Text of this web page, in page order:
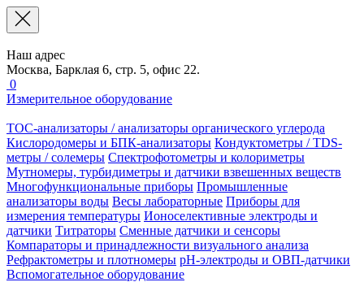
Наш адрес
Москва, Барклая 6, стр. 5, офис 22.
0
Измерительное оборудование
TOC-анализаторы / анализаторы органического углерода
Кислородомеры и БПК-анализаторы Кондуктометры / TDS-
метры / солемеры Спектрофотометры и колориметры
Мутномеры, турбидиметры и датчики взвешенных веществ
Многофункциональные приборы Промышленные
анализаторы воды Весы лабораторные Приборы для
измерения температуры Ионоселективные электроды и
датчики Титраторы Сменные датчики и сенсоры
Компараторы и принадлежности визуального анализа
Рефрактометры и плотномеры pH-электроды и ОВП-датчики
Вспомогательное оборудование